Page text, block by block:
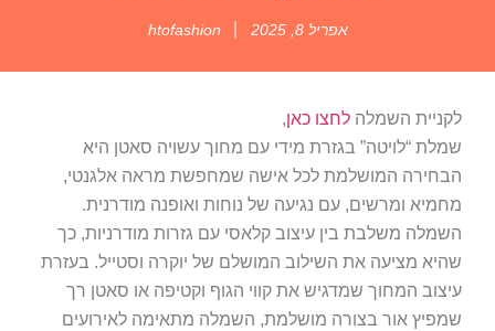
אפריל 8, 2025 htofashion
לקניית השמלה לחצו כאן,
שמלת “לויטה” בגזרת מידי עם מחוך עשויה סאטן היא
הבחירה המושלמת לכל אישה שמחפשת מראה אלגנטי,
מחמיא ומרשים, עם נגיעה של נוחות ואופנה מודרנית.
השמלה משלבת בין עיצוב קלאסי עם גזרות מודרניות, כך
שהיא מציעה את השילוב המושלם של יוקרה וסטייל. בעזרת
עיצוב המחוך שמדגיש את קווי הגוף וקטיפה או סאטן רך
שמפיץ אור בצורה מושלמת, השמלה מתאימה לאירועים